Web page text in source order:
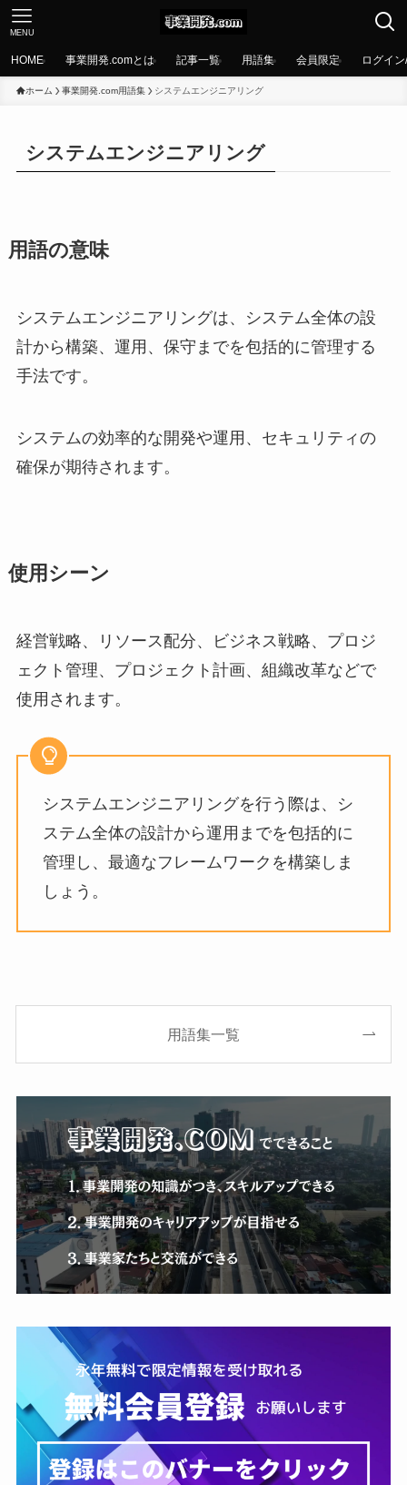
MENU
HOME 事業開発.comとは 記事一覧 用語集 会員限定 ログイ
ホーム 事業開発.com用語集 システムエンジニアリング
システムエンジニアリング
用語の意味
システムエンジニアリングは、システム全体の設
計から構築、運用、保守までを包括的に管理する
手法です。
システムの効率的な開発や運用、セキュリティの
確保が期待されます。
使用シーン
経営戦略、リソース配分、ビジネス戦略、プロジ
ェクト管理、プロジェクト計画、組織改革などで
使用されます。
システムエンジニアリングを行う際は、シ
ステム全体の設計から運用までを包括的に
管理し、最適なフレームワークを構築しま
しょう。
用語集一覧